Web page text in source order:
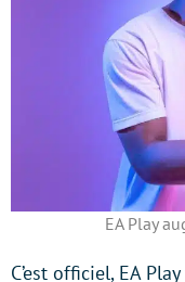
EA Play
C’est officiel, EA